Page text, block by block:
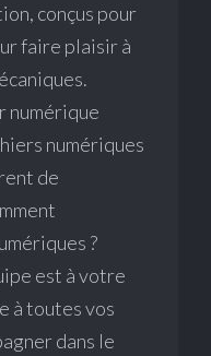
conçus pour
faire plaisir à
numérique
numériques
de
?
est à votre
à toutes vos
dans le